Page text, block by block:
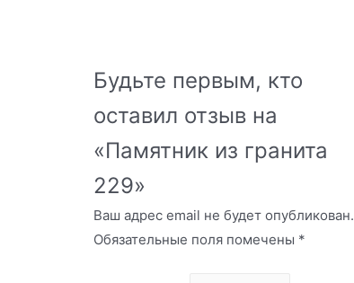
Будьте первым, кто
оставил отзыв на
«Памятник из гранита
229»
Ваш адрес email не будет опубликован.
Обязательные поля помечены *